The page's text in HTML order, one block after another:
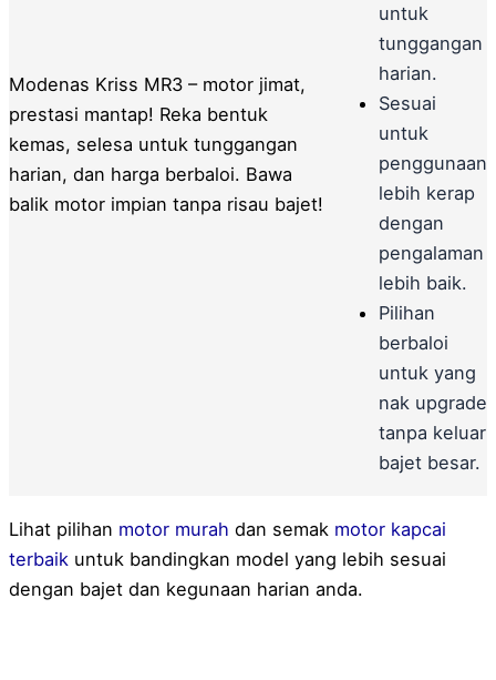
Modenas Kriss MR3 – motor jimat,
prestasi mantap! Reka bentuk
kemas, selesa untuk tunggangan
harian, dan harga berbaloi. Bawa
balik motor impian tanpa risau bajet!
untuk
tunggangan
harian.
Sesuai
untuk
penggunaan
lebih kerap
dengan
pengalaman
lebih baik.
Pilihan
berbaloi
untuk yang
nak upgrade
tanpa keluar
bajet besar.
Lihat pilihan motor murah dan semak motor kapcai
terbaik untuk bandingkan model yang lebih sesuai
dengan bajet dan kegunaan harian anda.